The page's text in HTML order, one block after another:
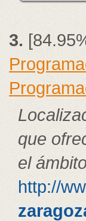
3.
que
el
http://